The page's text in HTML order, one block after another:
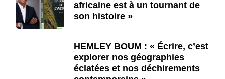
africaine est à un tournant de
son histoire »
HEMLEY BOUM : « Écrire, c’est
explorer nos géographies
éclatées et nos déchirements